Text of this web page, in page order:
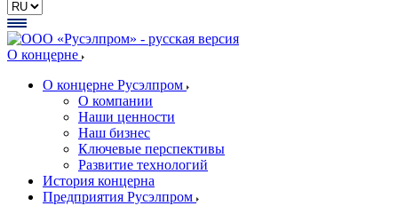
О концерне
О концерне Русэлпром
О компании
Наши ценности
Наш бизнес
Ключевые перспективы
Развитие технологий
История концерна
Предприятия Русэлпром